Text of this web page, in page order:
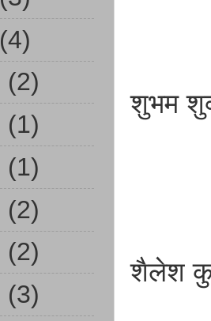
शुभम
शैलेश
(4)
(2)
(1)
(1)
(2)
(2)
(3)